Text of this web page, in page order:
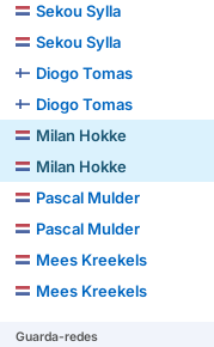
Sekou Sylla
Sekou Sylla
Diogo Tomas
Diogo Tomas
Milan Hokke
Milan Hokke
Pascal Mulder
Pascal Mulder
Mees Kreekels
Mees Kreekels
Guarda-redes